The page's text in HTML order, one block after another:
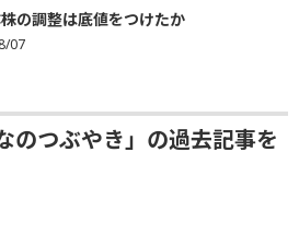
の調整は底値をつけたか
07
のつぶやき」の過去記事を